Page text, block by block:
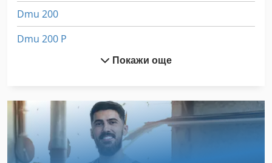
Dmu 200
Dmu 200 P
Schechtl Ksv 200
Вмъкване На Машина
Покажи още